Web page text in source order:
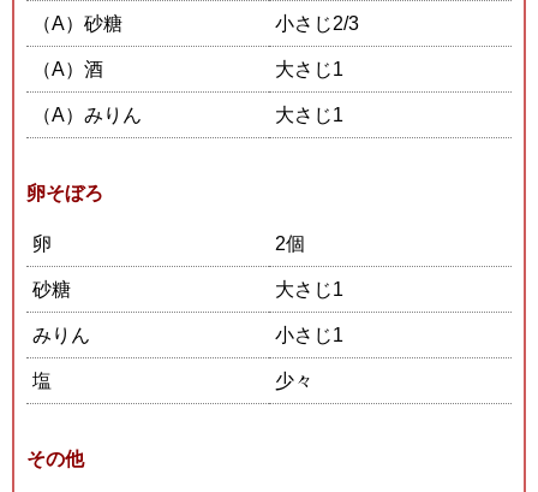
（A）砂糖 小さじ2/3
（A）酒 大さじ1
（A）みりん 大さじ1
卵そぼろ
卵 2個
砂糖 大さじ1
みりん 小さじ1
塩 少々
その他